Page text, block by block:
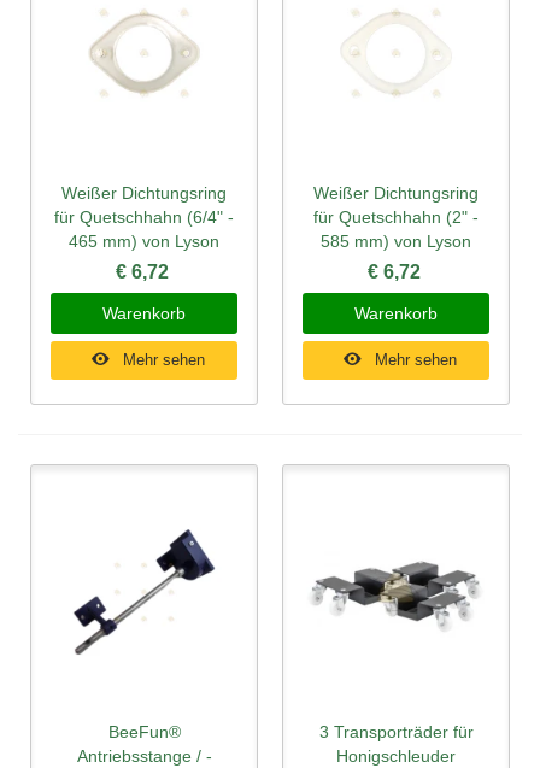
Weißer Dichtungsring
für Quetschhahn (6/4" -
465 mm) von Lyson
€ 6,72
Warenkorb
Mehr sehen
Weißer Dichtungsring
für Quetschhahn (2" -
585 mm) von Lyson
€ 6,72
Warenkorb
Mehr sehen
BeeFun®
Antriebsstange / -
3 Transporträder für
Honigschleuder